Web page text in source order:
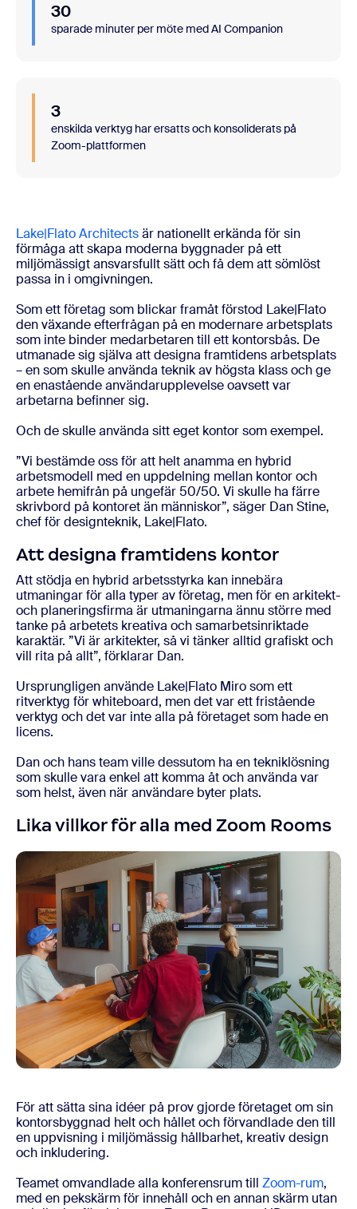
30
sparade minuter per möte med AI Companion
3
enskilda verktyg har ersatts och konsoliderats på
Zoom-plattformen
Lake|Flato Architectsär nationellt erkända för sin
förmåga att skapa moderna byggnader på ett
miljömässigt ansvarsfullt sätt och få dem att sömlöst
passa in i omgivningen.
Som ett företag som blickar framåt förstod Lake|Flato
den växande efterfrågan på en modernare arbetsplats
som inte binder medarbetaren till ett kontorsbås. De
utmanade sig själva att designa framtidens arbetsplats
– en som skulle använda teknik av högsta klass och ge
en enastående användarupplevelse oavsett var
arbetarna befinner sig.
Och de skulle använda sitt eget kontor som exempel.
”Vi bestämde oss för att helt anamma en hybrid
arbetsmodell med en uppdelning mellan kontor och
arbete hemifrån på ungefär 50/50. Vi skulle ha färre
skrivbord på kontoret än människor”, säger Dan Stine,
chef för designteknik, Lake|Flato.
Att designa framtidens kontor
Att stödja en hybrid arbetsstyrka kan innebära
utmaningar för alla typer av företag, men för en arkitekt-
och planeringsfirma är utmaningarna ännu större med
tanke på arbetets kreativa och samarbetsinriktade
karaktär. ”Vi är arkitekter, så vi tänker alltid grafiskt och
vill rita på allt”, förklarar Dan.
Ursprungligen använde Lake|Flato Miro som ett
ritverktyg för whiteboard, men det var ett fristående
verktyg och det var inte alla på företaget som hade en
licens.
Dan och hans team ville dessutom ha en tekniklösning
som skulle vara enkel att komma åt och använda var
som helst, även när användare byter plats.
Lika villkor för alla med Zoom Rooms
För att sätta sina idéer på prov gjorde företaget om sin
kontorsbyggnad helt och hållet och förvandlade den till
en uppvisning i miljömässig hållbarhet, kreativ design
och inkludering.
Teamet omvandlade alla konferensrum till Zoom-rum,
med en pekskärm för innehåll och en annan skärm utan